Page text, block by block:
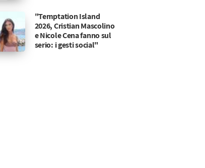
Katie
Spencer
"Temptation Island
2026, Cristian Mascolino
e Nicole Cena fanno sul
serio: i gesti social"